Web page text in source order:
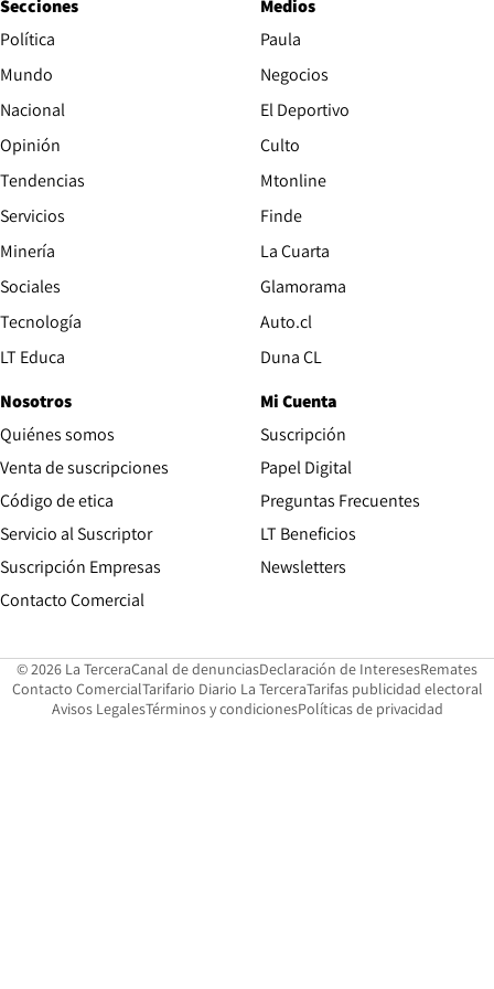
Secciones
Política
Mundo
Nacional
Opinión
Tendencias
Servicios
Minería
Sociales
Tecnología
LT Educa
Medios
Paula
Negocios
El Deportivo
Culto
Mtonline
Finde
La Cuarta
Glamorama
Auto.cl
Duna CL
Nosotros
Quiénes somos
Venta de suscripciones
Código de etica Opens in new window
Servicio al Suscriptor
Suscripción Empresas
Contacto Comercial
Mi Cuenta
Suscripción
Papel Digital
Preguntas Frecuentes
LT Beneficios
Newsletters
© 2026 La TerceraCanal de denunciasOpens in new window
Declaración de InteresesOpens in
Remates
Contacto ComercialOpens in new window
Tarifario Diario La TerceraOpens in new window
Tarifas publicidad electoral
Avisos LegalesOpens in new window
Términos y condicionesPolíticas de privacidad